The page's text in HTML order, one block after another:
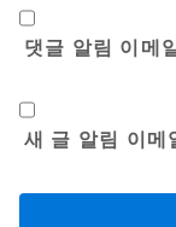
댓글 알림 이메
새 글 알림 이메